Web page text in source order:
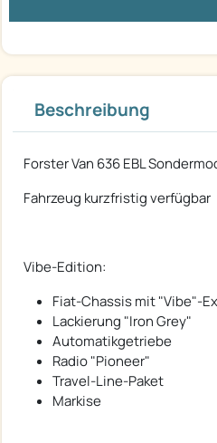
Beschreibung
Forster Van 636 EBL
Fahrzeug kurzfristig verfügbar
Vibe-Edition:
Fiat-Chassis mit "Vibe"-
Lackierung "Iron Grey"
Automatikgetriebe
Radio "Pioneer"
Travel-Line-Paket
Markise